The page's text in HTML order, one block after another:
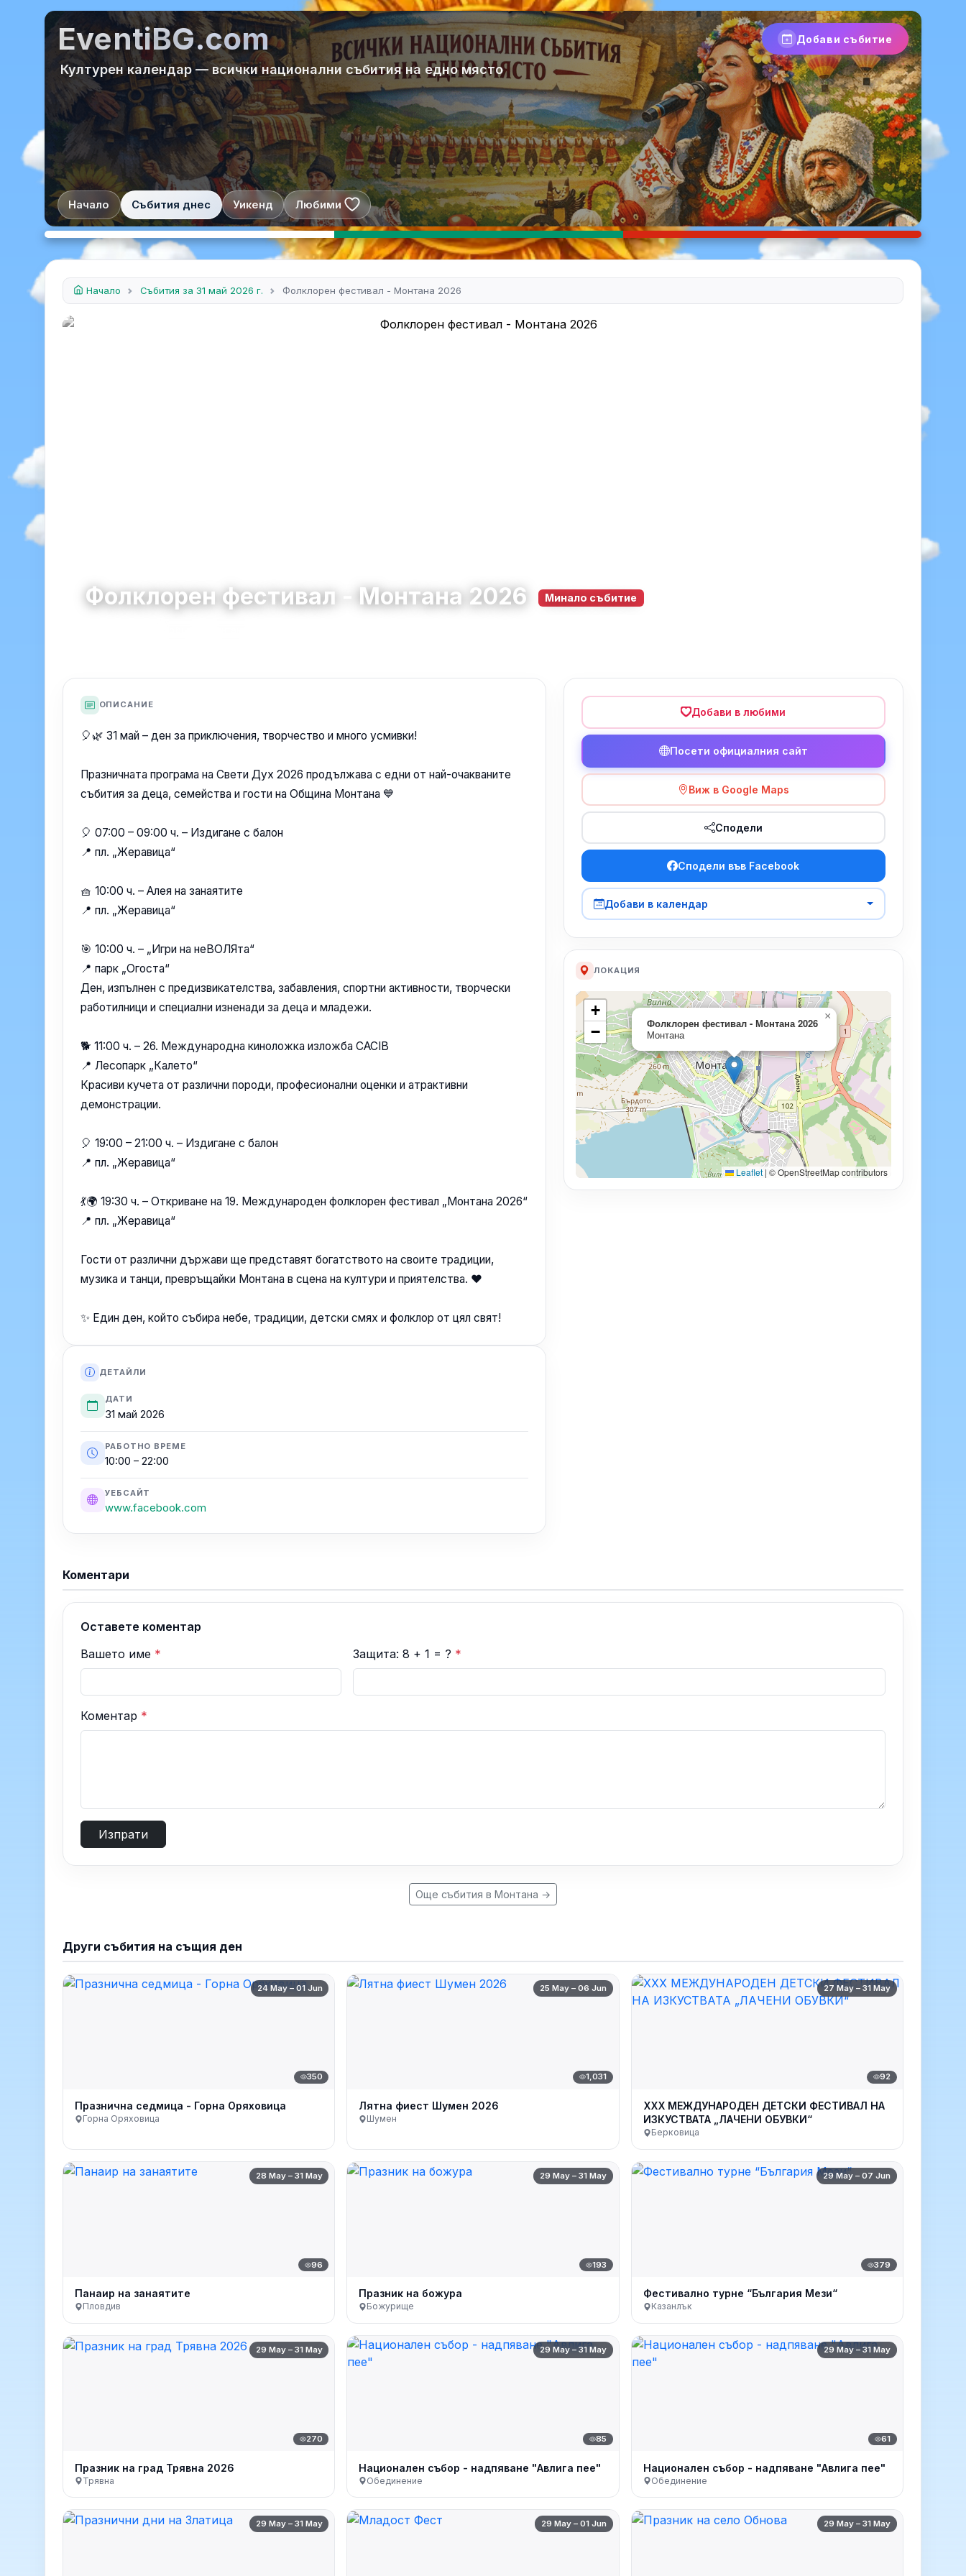
EventiBG.com Добави събитие
Културен календар — всички национални събития на едно място
Начало Събития днес Уикенд Любими
Начало Събития за 31 май 2026 г. Фолклорен фестивал - Монтана 2026
Фолклорен фестивал - Монтана 2026 Минало събитие
ОПИСАНИЕ
🎈🌿 31 май – ден за приключения, творчество и много усмивки!
Празничната програма на Свети Дух 2026 продължава с едни от най-очакваните
събития за деца, семейства и гости на Община Монтана 💙
🎈 07:00 – 09:00 ч. – Издигане с балон
📍 пл. „Жеравица“
🧺 10:00 ч. – Алея на занаятите
📍 пл. „Жеравица“
🎯 10:00 ч. – „Игри на неВОЛЯта“
📍 парк „Огоста“
Ден, изпълнен с предизвикателства, забавления, спортни активности, творчески
работилници и специални изненади за деца и младежи.
🐕 11:00 ч. – 26. Международна киноложка изложба CACIB
📍 Лесопарк „Калето“
Красиви кучета от различни породи, професионални оценки и атрактивни
демонстрации.
🎈 19:00 – 21:00 ч. – Издигане с балон
📍 пл. „Жеравица“
💃🌍 19:30 ч. – Откриване на 19. Международен фолклорен фестивал „Монтана 2026“
📍 пл. „Жеравица“
Гости от различни държави ще представят богатството на своите традиции,
музика и танци, превръщайки Монтана в сцена на култури и приятелства. ❤️
✨ Един ден, който събира небе, традиции, детски смях и фолклор от цял свят!
ДЕТАЙЛИ
ДАТИ
31 май 2026
РАБОТНО ВРЕМЕ
10:00 – 22:00
УЕБСАЙТ
www.facebook.com
Добави в любими
Посети официалния сайт
Виж в Google Maps
Сподели
Сподели във Facebook
Добави в календар
ЛОКАЦИЯ
Фолклорен фестивал - Монтана 2026
Монтана
×
+
−
Leaflet | © OpenStreetMap contributors
Коментари
Оставете коментар
Вашето име * Защита: 8 + 1 = ? *
Коментар *
Изпрати
Още събития в Монтана →
Други събития на същия ден
24 May – 01 Jun
350
Празнична седмица - Горна Оряховица
Горна Оряховица
25 May – 06 Jun
1,031
Лятна фиест Шумен 2026
Шумен
27 May – 31 May
92
XXX МЕЖДУНАРОДЕН ДЕТСКИ ФЕСТИВАЛ НА
ИЗКУСТВАТА „ЛАЧЕНИ ОБУВКИ“
Берковица
28 May – 31 May
96
Панаир на занаятите
Пловдив
29 May – 31 May
193
Празник на божура
Божурище
29 May – 07 Jun
379
Фестивално турне “България Мези“
Казанлък
29 May – 31 May
270
Празник на град Трявна 2026
Трявна
29 May – 31 May
85
Национален събор - надпяване "Авлига пее"
Обединение
29 May – 31 May
61
Национален събор - надпяване "Авлига пее"
Обединение
29 May – 31 May 29 May – 01 Jun 29 May – 31 May